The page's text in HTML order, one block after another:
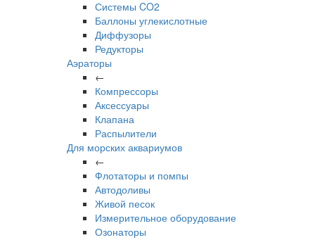
Системы CO2
Баллоны углекислотные
Диффузоры
Редукторы
Аэраторы
←
Компрессоры
Аксессуары
Клапана
Распылители
Для морских аквариумов
←
Флотаторы и помпы
Автодоливы
Живой песок
Измерительное оборудование
Озонаторы